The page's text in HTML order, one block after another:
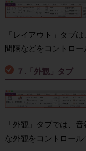
「レイアウト」タブ
間隔などをコントロー
７.「外観」タブ
「外観」タブでは、
な外観をコントロール